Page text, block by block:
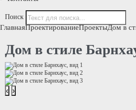
Поиск
ГлавнаяПроектированиеПроектыДом в
Дом в стиле
‹ ›